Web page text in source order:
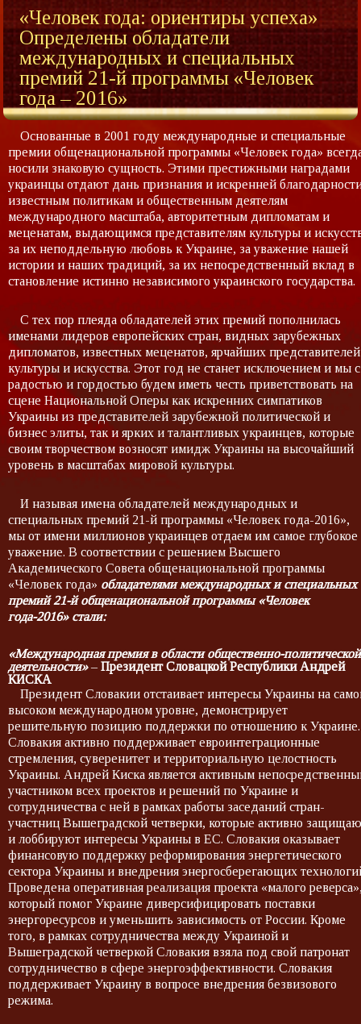
«Человек года: ориентиры успеха»
Определены обладатели
международных и специальных
премий 21-й программы «Человек
года – 2016»
Основанные в 2001 году международные и специальные
премии общенациональной программы «Человек года»
носили знаковую сущность. Этими престижными наградами
украинцы отдают дань признания и искренней
известным политикам и общественным деятелям
международного масштаба, авторитетным дипломатам и
меценатам, выдающимся представителям культуры и
за их неподдельную любовь к Украине, за уважение нашей
истории и наших традиций, за их непосредственный вклад в
становление истинно независимого украинского государства.
С тех пор плеяда обладателей этих премий пополнилась
именами лидеров европейских стран, видных зарубежных
дипломатов, известных меценатов, ярчайших представителей
культуры и искусства. Этот год не станет исключением и мы с
радостью и гордостью будем иметь честь приветствовать на
сцене Национальной Оперы как искренних симпатиков
Украины из представителей зарубежной политической и
бизнес элиты, так и ярких и талантливых украинцев, которые
своим творчеством возносят имидж Украины на высочайший
уровень в масштабах мировой культуры.
И называя имена обладателей международных и
специальных премий 21-й программы «Человек года-2016»,
мы от имени миллионов украинцев отдаем им самое глубокое
уважение. В соответствии с решением Высшего
Академического Совета общенациональной программы
«Человек года» обладателями международных и специальных
премий 21-й общенациональной программы «Человек
года-2016» стали:
«Международная премия в области общественно-политической
деятельности»– Президент Словацкой Республики Андрей
КИСКА
Президент Словакии отстаивает интересы Украины на
высоком международном уровне, демонстрирует
решительную позицию поддержки по отношению к Украине.
Словакия активно поддерживает евроинтеграционные
стремления, суверенитет и территориальную целостность
Украины. Андрей Киска является активным
участником всех проектов и решений по Украине и
сотрудничества с ней в рамках работы заседаний стран-
участниц Вышеградской четверки, которые активно
и лоббируют интересы Украины в ЕС. Словакия оказывает
финансовую поддержку реформирования энергетического
сектора Украины и внедрения энергосберегающих
Проведена оперативная реализация проекта «малого
который помог Украине диверсифицировать поставки
энергоресурсов и уменьшить зависимость от России. Кроме
того, в рамках сотрудничества между Украиной и
Вышеградской четверкой Словакия взяла под свой патронат
сотрудничество в сфере энергоэффективности. Словакия
поддерживает Украину в вопросе внедрения безвизового
режима.